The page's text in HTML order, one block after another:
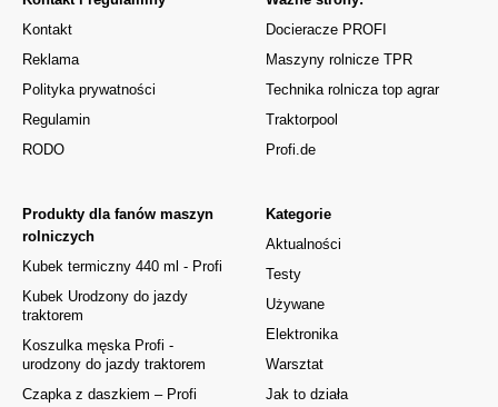
Kontakt
Reklama
Polityka prywatności
Regulamin
RODO
Kategorie
Aktualności
Testy
Używane
Elektronika
Warsztat
Jak to działa
Produkty dla fanów maszyn
rolniczych
Kubek termiczny 440 ml - Profi
Kubek Urodzony do jazdy
traktorem
Koszulka męska Profi -
urodzony do jazdy traktorem
Czapka z daszkiem – Profi
Docieracze PROFI
Maszyny rolnicze TPR
Technika rolnicza top agrar
Traktorpool
Profi.de